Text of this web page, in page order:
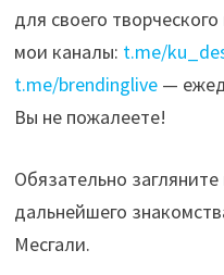
для своего
мои каналы: t.me/
t.me/brendinglive —
Вы не пожалеете!
Обязательно загляните
дальнейшего
Месгали.